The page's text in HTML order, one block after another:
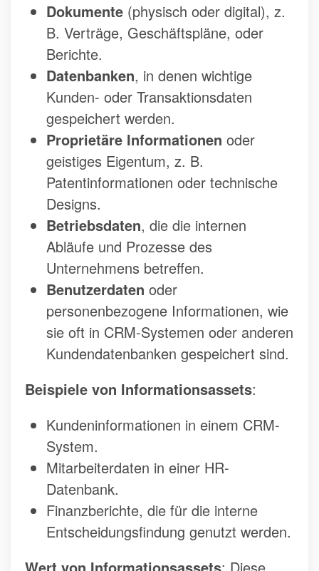
Dokumente (physisch oder digital), z.
B. Verträge, Geschäftspläne, oder
Berichte.
Datenbanken, in denen wichtige
Kunden- oder Transaktionsdaten
gespeichert werden.
Proprietäre Informationen oder
geistiges Eigentum, z. B.
Patentinformationen oder technische
Designs.
Betriebsdaten, die die internen
Abläufe und Prozesse des
Unternehmens betreffen.
Benutzerdaten oder
personenbezogene Informationen, wie
sie oft in CRM-Systemen oder anderen
Kundendatenbanken gespeichert sind.
Beispiele von Informationsassets:
Kundeninformationen in einem CRM-
System.
Mitarbeiterdaten in einer HR-
Datenbank.
Finanzberichte, die für die interne
Entscheidungsfindung genutzt werden.